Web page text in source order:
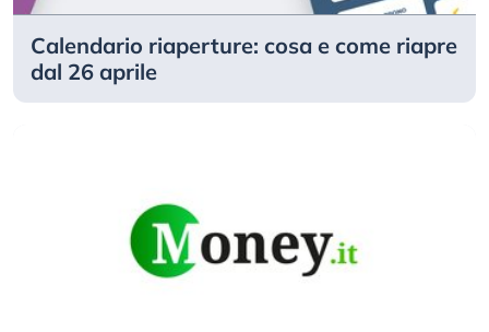
Calendario riaperture: cosa e come riapre
dal 26 aprile